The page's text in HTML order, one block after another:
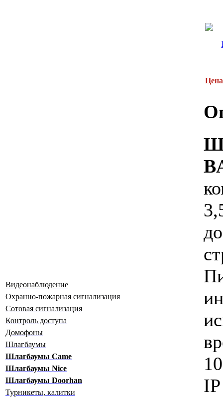
Видеонаблюдение
Охранно-пожарная сигнализация
Сотовая сигнализация
Контроль доступа
Домофоны
Шлагбаумы
Шлагбаумы Сame
Шлагбаумы Nice
Шлагбаумы Doorhan
Турникеты, калитки